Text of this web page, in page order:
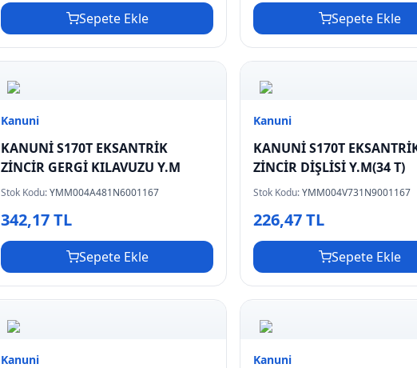
Sepete Ekle Sepete Ekle
Kanuni
KANUNİ S170T EKSANTRİK
ZİNCİR GERGİ KILAVUZU Y.M
Stok Kodu:YMM004A481N6001167
342,17 TL
Sepete Ekle
Kanuni
KANUNİ S170T
ZİNCİR DİŞLİSİ Y.M(34 T)
Stok Kodu:YMM004V731N9001167
226,47 TL
Sepete Ekle
Kanuni Kanuni